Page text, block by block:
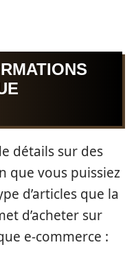
détails sur des
que vous puissiez
d’articles que la
d’acheter sur
e-commerce :